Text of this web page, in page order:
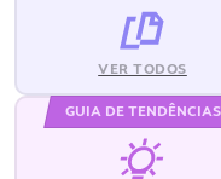
VER TODOS
GUIA DE TENDÊNCIAS